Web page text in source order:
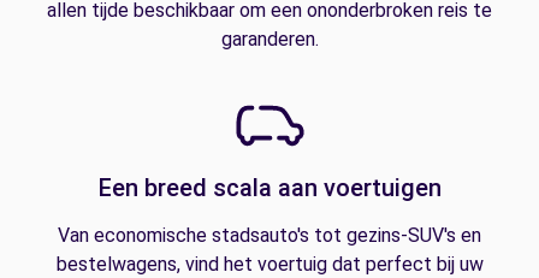
allen tijde beschikbaar om een ononderbroken reis te
garanderen.
Een breed scala aan voertuigen
Van economische stadsauto's tot gezins-SUV's en
bestelwagens, vind het voertuig dat perfect bij uw